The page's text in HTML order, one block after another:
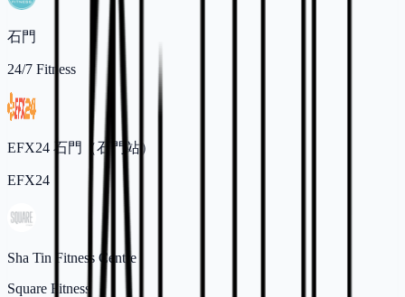
石門
24/7 Fitness
EFX24 石門（石門站）
EFX24
Sha Tin Fitness Centre
Square Fitness